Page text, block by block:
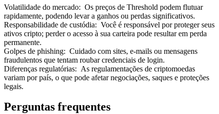
Volatilidade do mercado: Os preços de Threshold podem flutuar
rapidamente, podendo levar a ganhos ou perdas significativos.
Responsabilidade de custódia: Você é responsável por proteger seus
ativos cripto; perder o acesso à sua carteira pode resultar em perda
permanente.
Golpes de phishing: Cuidado com sites, e-mails ou mensagens
fraudulentos que tentam roubar credenciais de login.
Diferenças regulatórias: As regulamentações de criptomoedas
variam por país, o que pode afetar negociações, saques e proteções
legais.
Perguntas frequentes